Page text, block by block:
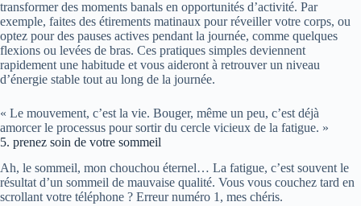
transformer des moments banals en opportunités d’activité. Par
exemple, faites des étirements matinaux pour réveiller votre corps, ou
optez pour des pauses actives pendant la journée, comme quelques
flexions ou levées de bras. Ces pratiques simples deviennent
rapidement une habitude et vous aideront à retrouver un niveau
d’énergie stable tout au long de la journée.
« Le mouvement, c’est la vie. Bouger, même un peu, c’est déjà
amorcer le processus pour sortir du cercle vicieux de la fatigue. »
5. prenez soin de votre sommeil
Ah, le sommeil, mon chouchou éternel… La fatigue, c’est souvent le
résultat d’un sommeil de mauvaise qualité. Vous vous couchez tard en
scrollant votre téléphone ? Erreur numéro 1, mes chéris.